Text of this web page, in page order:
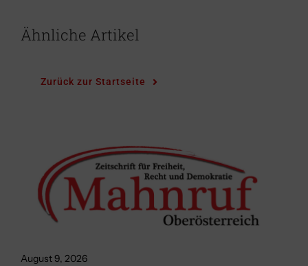
Ähnliche Artikel
Zurück zur Startseite
August 9, 2026